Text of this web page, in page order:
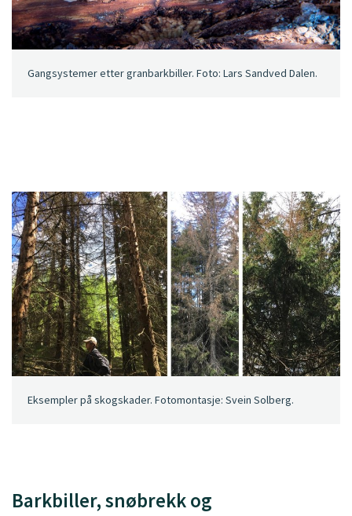
Gangsystemer etter granbarkbiller. Foto: Lars Sandved Dalen.
Eksempler på skogskader. Fotomontasje: Svein Solberg.
Barkbiller, snøbrekk og